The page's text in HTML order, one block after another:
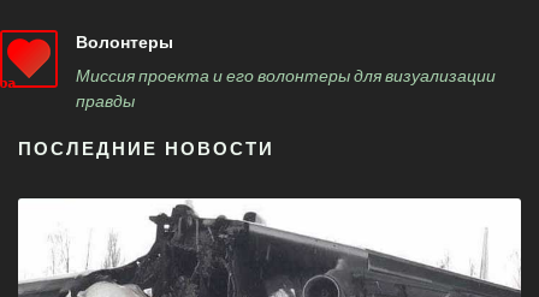
Волонтеры
Миссия проекта и его волонтеры для визуализации
правды
ПОСЛЕДНИЕ НОВОСТИ